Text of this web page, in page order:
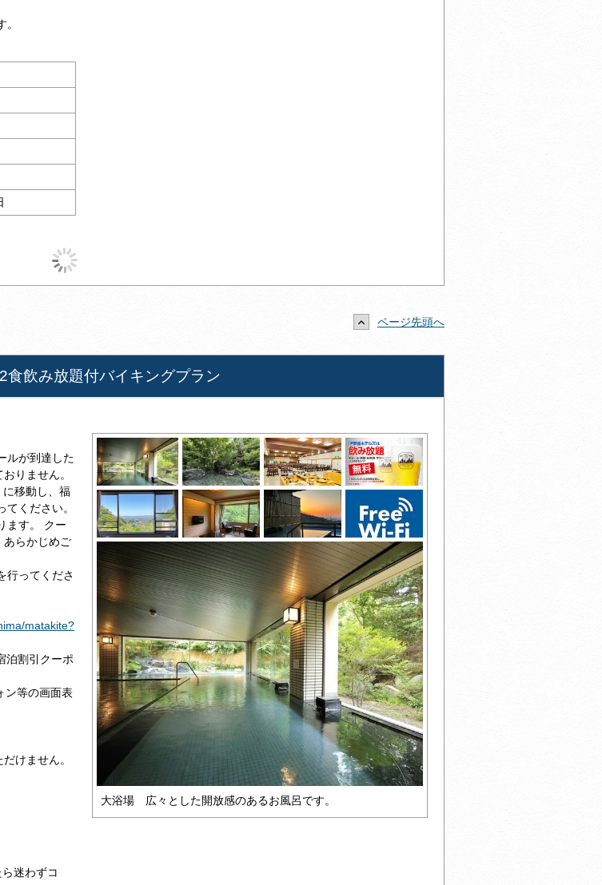
ページ先頭へ
飲み放題付バイキングプラン
ルが到達した
りません。
に移動し、福
ください。
ます。 クー
あらかじめご
行ってくださ
matakite?
泊割引クーポ
ン等の画面表
けません。
迷わずコ
大浴場 広々とした開放感のあるお風呂です。